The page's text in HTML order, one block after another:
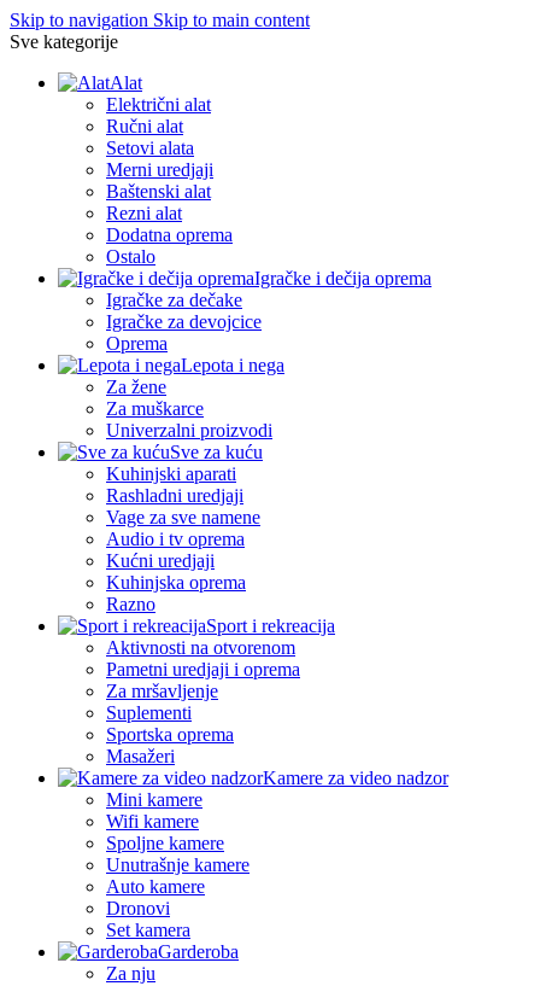
Skip to navigation Skip to main content
Sve kategorije
Alat
Električni alat
Ručni alat
Setovi alata
Merni uredjaji
Baštenski alat
Rezni alat
Dodatna oprema
Ostalo
Igračke i dečija oprema
Igračke za dečake
Igračke za devojcice
Oprema
Lepota i nega
Za žene
Za muškarce
Univerzalni proizvodi
Sve za kuću
Kuhinjski aparati
Rashladni uredjaji
Vage za sve namene
Audio i tv oprema
Kućni uredjaji
Kuhinjska oprema
Razno
Sport i rekreacija
Aktivnosti na otvorenom
Pametni uredjaji i oprema
Za mršavljenje
Suplementi
Sportska oprema
Masažeri
Kamere za video nadzor
Mini kamere
Wifi kamere
Spoljne kamere
Unutrašnje kamere
Auto kamere
Dronovi
Set kamera
Garderoba
Za nju